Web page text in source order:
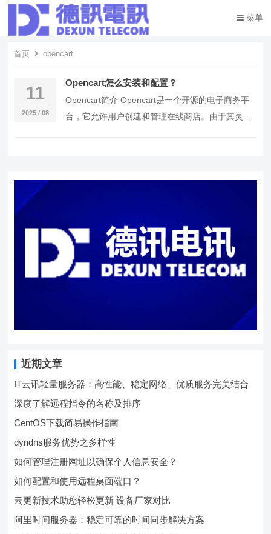
菜单
首页 opencart
11
2025 / 08
Opencart怎么安装和配置？
Opencart简介 Opencart是一个开源的电子商务平
台，它允许用户创建和管理在线商店。由于其灵活
近期文章
IT云讯轻量服务器：高性能、稳定网络、优质服务完美结合
深度了解远程指令的名称及排序
CentOS下载简易操作指南
dyndns服务优势之多样性
如何管理注册网址以确保个人信息安全？
如何配置和使用远程桌面端口？
云更新技术助您轻松更新 设备厂家对比
阿里时间服务器：稳定可靠的时间同步解决方案